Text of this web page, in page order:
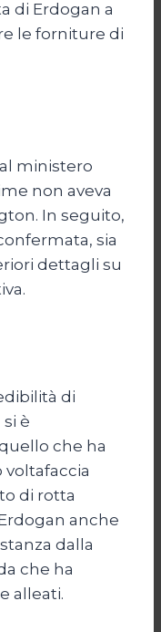
di Erdogan a
le forniture di
ministero
non aveva
In seguito,
sia
dettagli su
di
è
che ha
di rotta
anche
dalla
che ha
alleati.